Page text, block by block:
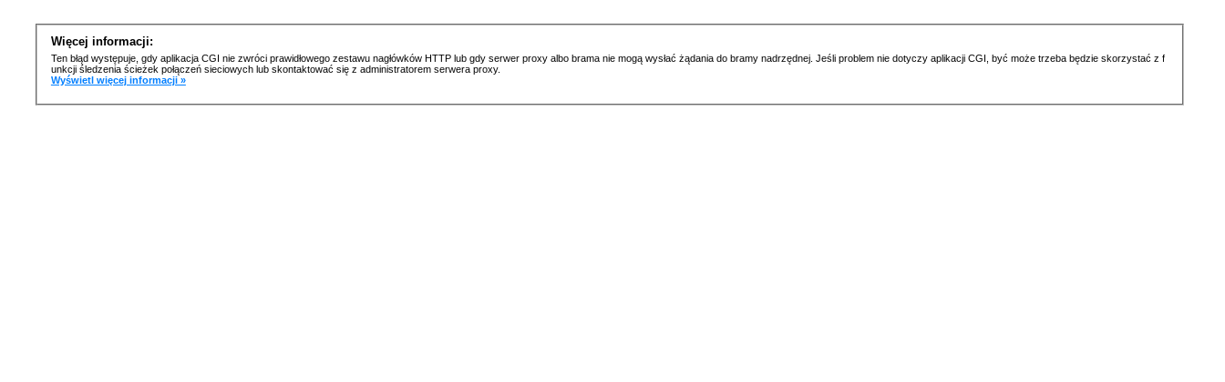
Więcej informacji:
Ten błąd występuje, gdy aplikacja CGI nie zwróci prawidłowego zestawu nagłówków HTTP lub gdy serwer proxy albo brama nie mogą wysłać żądania do bramy nadrzędnej. Jeśli problem nie dotyczy aplikacji CGI, być może trzeba będzie skorzystać z f
unkcji śledzenia ścieżek połączeń sieciowych lub skontaktować się z administratorem serwera proxy.
Wyświetl więcej informacji »